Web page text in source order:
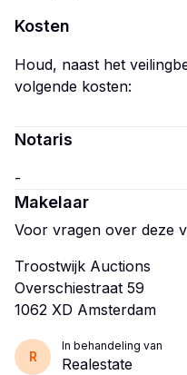
Kosten
Houd, naast het
volgende kosten:
Notaris
Makelaar
Voor vragen over deze
Troostwijk Auctions
Overschiestraat 59
R
In behandeling van
Realestate